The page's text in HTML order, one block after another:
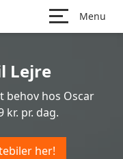
Menu
Lejre
behov hos Oscar
pr. dag.
her!